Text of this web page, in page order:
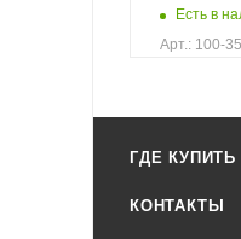
Есть в
Арт.: 100-
ГДЕ КУПИТЬ
КОНТАКТЫ